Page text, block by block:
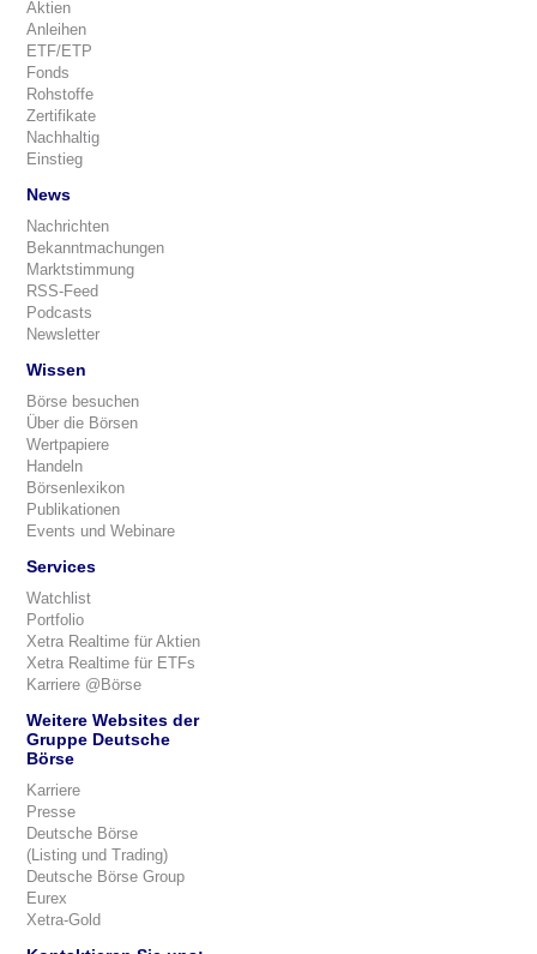
Aktien
Anleihen
ETF/ETP
Fonds
Rohstoffe
Zertifikate
Nachhaltig
Einstieg
News
Nachrichten
Bekanntmachungen
Marktstimmung
RSS-Feed
Podcasts
Newsletter
Wissen
Börse besuchen
Über die Börsen
Wertpapiere
Handeln
Börsenlexikon
Publikationen
Events und Webinare
Services
Watchlist
Portfolio
Xetra Realtime für Aktien
Xetra Realtime für ETFs
Karriere @Börse
Weitere Websites der
Gruppe Deutsche
Börse
Karriere
Presse
Deutsche Börse
(Listing und Trading)
Deutsche Börse Group
Eurex
Xetra-Gold